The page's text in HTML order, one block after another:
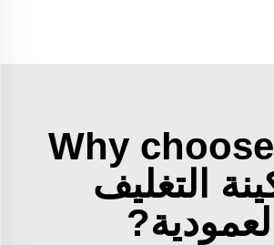
Why
التغليف
العمودية?